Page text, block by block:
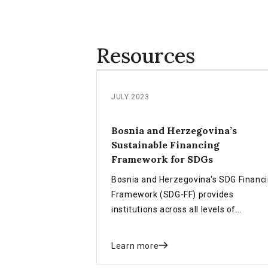
Resources
JULY 2023
Bosnia and Herzegovina’s
Sustainable Financing
Framework for SDGs
Bosnia and Herzegovina's SDG
Framework (SDG-FF) provides
institutions across all levels of
Learn more